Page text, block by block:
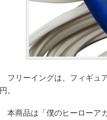
フリーイングは、フィギュ
円。
本商品は「僕のヒーローア